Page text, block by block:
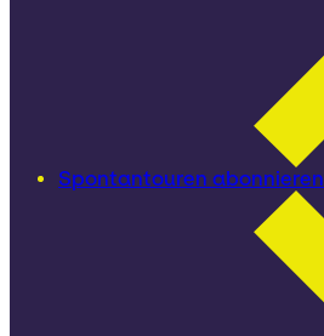
Spontantouren abonnieren